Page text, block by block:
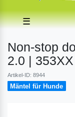
☰
Non-stop
2.0 | 353XX
Artikel-ID: 8944
Mäntel für Hunde